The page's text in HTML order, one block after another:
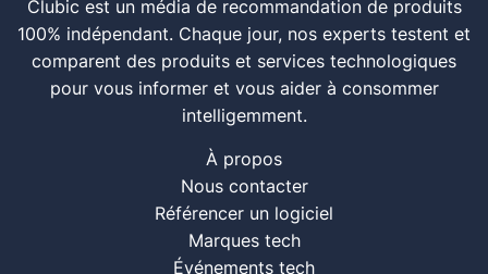
Clubic est un média de recommandation de produits
100% indépendant. Chaque jour, nos experts testent et
comparent des produits et services technologiques
pour vous informer et vous aider à consommer
intelligemment.
À propos
Nous contacter
Référencer un logiciel
Marques tech
Événements tech